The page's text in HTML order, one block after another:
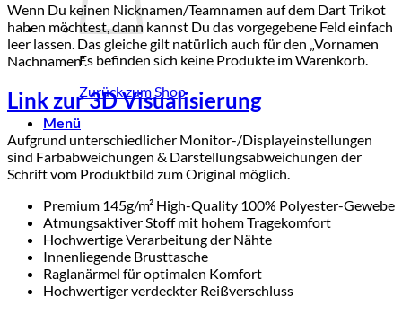
Es befinden sich keine Produkte im Warenkorb.
Zurück zum Shop
Menü
Wenn Du keinen Nicknamen/Teamnamen auf dem Dart Trikot
haben möchtest, dann kannst Du das vorgegebene Feld einfach
leer lassen. Das gleiche gilt natürlich auch für den „Vornamen
Nachnamen“.
Link zur 3D Visualisierung
Aufgrund unterschiedlicher Monitor-/Displayeinstellungen
sind Farbabweichungen & Darstellungsabweichungen der
Schrift vom Produktbild zum Original möglich.
Premium 145g/m² High-Quality 100% Polyester-Gewebe
Atmungsaktiver Stoff mit hohem Tragekomfort
Hochwertige Verarbeitung der Nähte
Innenliegende Brusttasche
Raglanärmel für optimalen Komfort
Hochwertiger verdeckter Reißverschluss